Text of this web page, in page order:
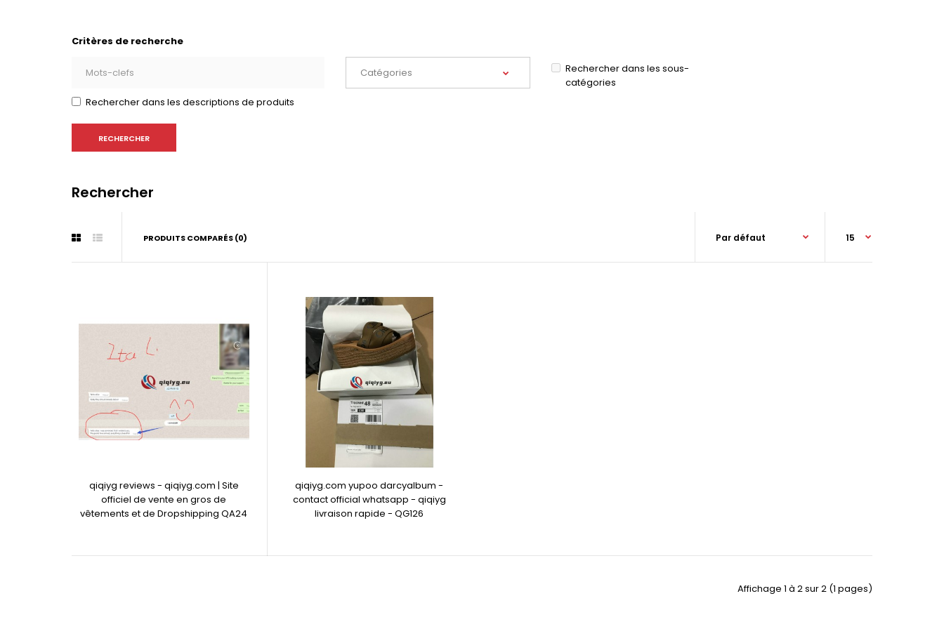
Critères de recherche
Rechercher dans les sous-
catégories
Rechercher dans les descriptions de produits
Rechercher
PRODUITS COMPARÉS (0)
qiqiyg reviews - qiqiyg.com | Site
officiel de vente en gros de
vêtements et de Dropshipping QA24
qiqiyg.com yupoo darcyalbum -
contact official whatsapp - qiqiyg
livraison rapide - QG126
Affichage 1 à 2 sur 2 (1 pages)